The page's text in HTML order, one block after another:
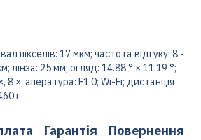
пікселів: 17 мкм; частота відгуку: 8 -
лінза: 25 мм; огляд: 14.88 ° × 11.19 °;
8 ×; апература: F1.0; Wi-Fi; дистанція
г
Гарантія Повернення